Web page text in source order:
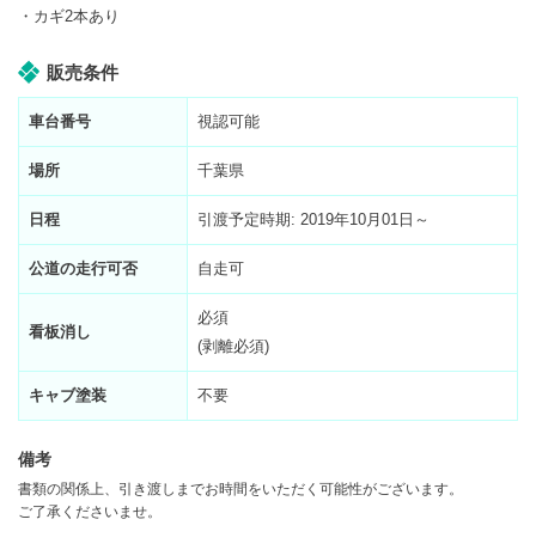
・カギ2本あり
販売条件
車台番号 視認可能
場所 千葉県
日程 引渡予定時期: 2019年10月01日～
公道の走行可否 自走可
看板消し
必須
(剥離必須)
キャブ塗装 不要
備考
書類の関係上、引き渡しまでお時間をいただく可能性がございます。
ご了承くださいませ。